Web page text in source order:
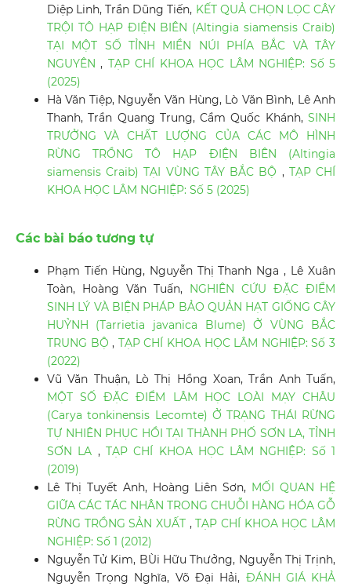
Diệp Linh, Trần Dũng Tiến, KẾT QUẢ CHỌN LỌC CÂY
TRỘI TÔ HẠP ĐIỆN BIÊN (Altingia siamensis Craib)
TẠI MỘT SỐ TỈNH MIỀN NÚI PHÍA BẮC VÀ TÂY
NGUYÊN, TẠP CHÍ KHOA HỌC LÂM NGHIỆP: Số 5
(2025)
Hà Văn Tiệp, Nguyễn Văn Hùng, Lò Văn Bình, Lê Anh
Thanh, Trần Quang Trung, Cầm Quốc Khánh,SINH
TRƯỞNG VÀ CHẤT LƯỢNG CỦA CÁC MÔ HÌNH
RỪNG TRỒNG TÔ HẠP ĐIỆN BIÊN (Altingia
siamensis Craib) TẠI VÙNG TÂY BẮC BỘ , TẠP CHÍ
KHOA HỌC LÂM NGHIỆP: Số 5 (2025)
Các bài báo tương tự
Phạm Tiến Hùng, Nguyễn Thị Thanh Nga , Lê Xuân
Toàn, Hoàng Văn Tuấn,
NGHIÊN CỨU ĐẶC ĐIỂM
SINH LÝ VÀ BIỆN PHÁP BẢO QUẢN HẠT GIỐNG CÂY
HUỶNH (Tarrietia javanica Blume) Ở VÙNG BẮC
TRUNG BỘ, TẠP CHÍ KHOA HỌC LÂM NGHIỆP: Số 3
(2022)
Vũ Văn Thuận, Lò Thị Hồng Xoan, Trần Anh Tuấn,
MỘT SỐ ĐẶC ĐIỂM LÂM HỌC LOÀI MẠY CHÂU
(Carya tonkinensis Lecomte) Ở TRẠNG THÁI RỪNG
TỰ NHIÊN PHỤC HỒI TẠI THÀNH PHỐ SƠN LA, TỈNH
SƠN LA , TẠP CHÍ KHOA HỌC LÂM NGHIỆP: Số 1
(2019)
Lê Thị Tuyết Anh, Hoàng Liên Sơn, MỐI QUAN HỆ
GIỮA CÁC TÁC NHÂN TRONG CHUỖI HÀNG HÓA GỖ
RỪNG TRỒNG SẢN XUẤT ,TẠP CHÍ KHOA HỌC LÂM
NGHIỆP: Số 1 (2012)
Nguyễn Tử Kim, BÙi Hữu Thưởng, Nguyễn Thị Trịnh,
Nguyễn Trọng Nghĩa, Võ Đại Hải, ĐÁNH GIÁ KHẢ